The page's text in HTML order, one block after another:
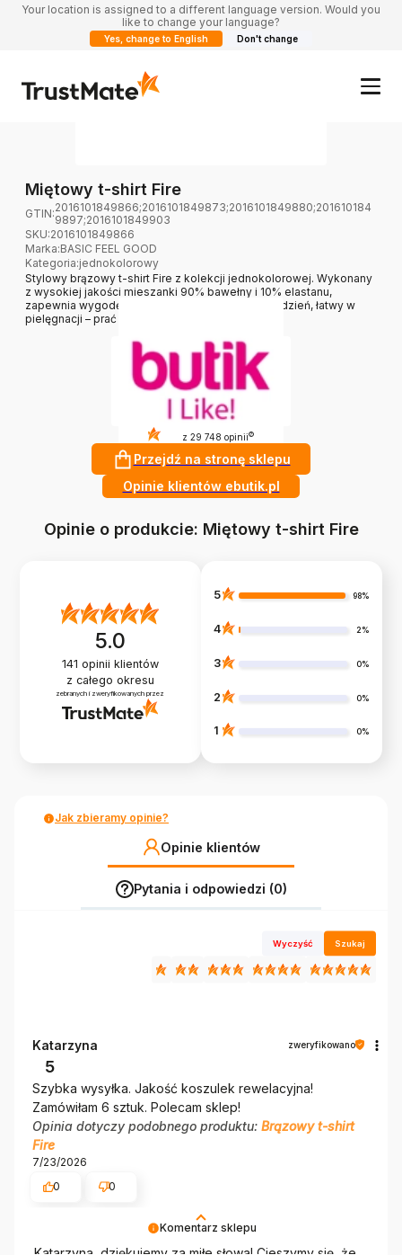
Your location is assigned to a different language version. Would you
like to change your language?
Yes, change to English Don't change
Miętowy t-shirt Fire
GTIN:2016101849866;2016101849873;2016101849880;201610184
9897;2016101849903
SKU:2016101849866
Marka:BASIC FEEL GOOD
Kategoria:jednokolorowy
Stylowy brązowy t-shirt Fire z kolekcji jednokolorowej. Wykonany
z wysokiej jakości mieszanki 90% bawełny i 10% elastanu,
zapewnia wygodę i dopasowanie. Idealny na co dzień, łatwy w
pielęgnacji – prać w pralce w 30°C.
4.9 z 29 748 opinii ?
Przejdź na stronę sklepu
Opinie klientów ebutik.pl
Opinie o produkcie: Miętowy t-shirt Fire
5.0
141 opinii klientów
z całego okresu
zebranych i zweryfikowanych przez
5 98%
4 2%
3 0%
2 0%
1 0%
Jak zbieramy opinie?
Opinie klientów
Pytania i odpowiedzi (0)
Wyczyść Szukaj
Komentarz sklepu
Katarzyna zweryfikowano
5
Szybka wysyłka. Jakość koszulek rewelacyjna!
Zamówiłam 6 sztuk. Polecam sklep!
Opinia dotyczy podobnego produktu: Brązowy t-shirt
Fire
7/23/2026
0
0